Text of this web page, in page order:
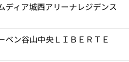
ディア城西アリーナレジデンス
ベン谷山中央ＬＩＢＥＲＴＥ